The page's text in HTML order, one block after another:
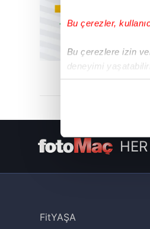
Bu çerezler,
Bu çerezlere izin
deneyimi
içerikleri
Her halükârda,
Sizlere daha iyi bir
çerezler
Çerezlere ilişkin
FitYAŞA